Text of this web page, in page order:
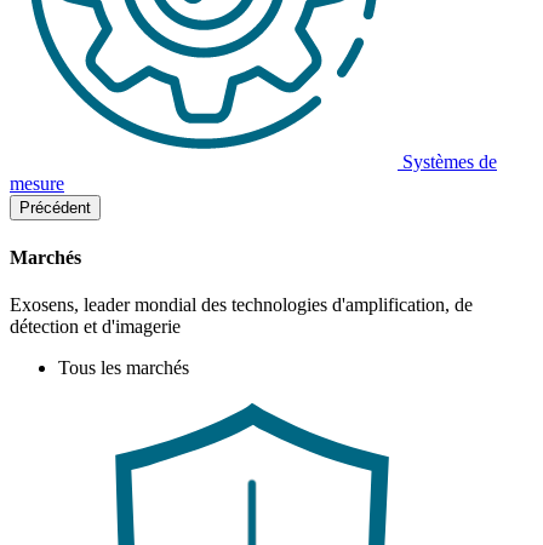
Systèmes de
mesure
Précédent
Marchés
Exosens, leader mondial des technologies d'amplification, de
détection et d'imagerie
Tous les marchés